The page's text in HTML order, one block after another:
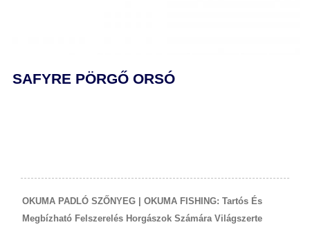
SAFYRE PÖRGŐ ORSÓ
OKUMA PADLÓ SZŐNYEG | OKUMA FISHING: Tartós És
Megbízható Felszerelés Horgászok Számára Világszerte